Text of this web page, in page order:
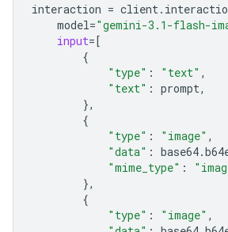
interaction = client .
model="gemini-3.1-flash-
input=[
{
"type" : "text" ,
"text" : prompt,
},
{
"type" : "image" ,
"data" : base64.
"mime_type" :
},
{
"type" : "image" ,